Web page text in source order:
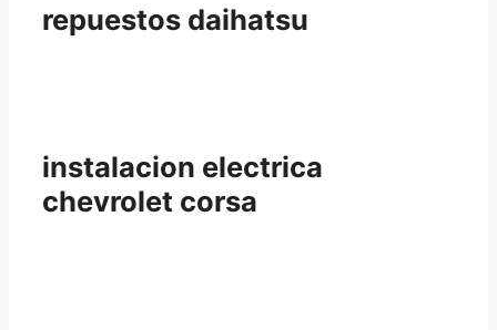
repuestos daihatsu
instalacion electrica
chevrolet corsa